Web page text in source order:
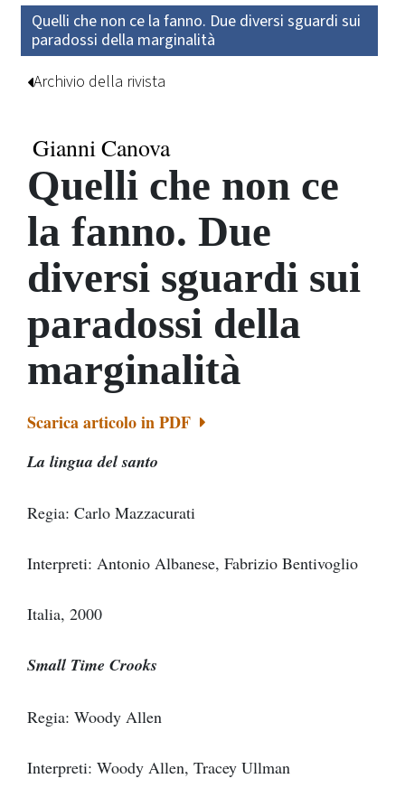
Quelli che non ce la fanno. Due diversi sguardi sui
paradossi della marginalità
Archivio della rivista
Gianni Canova
Quelli che non ce
la fanno. Due
diversi sguardi sui
paradossi della
marginalità
Scarica articolo in PDF
La lingua del santo
Regia: Carlo Mazzacurati
Interpreti: Antonio Albanese, Fabrizio Bentivoglio
Italia, 2000
Small Time Crooks
Regia: Woody Allen
Interpreti: Woody Allen, Tracey Ullman